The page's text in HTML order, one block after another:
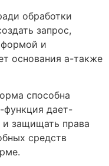
обработки
запрос,
и
основания а-также
способна
функция дает-
защищать права
средств